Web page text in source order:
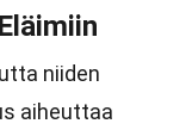
niiden
aiheuttaa